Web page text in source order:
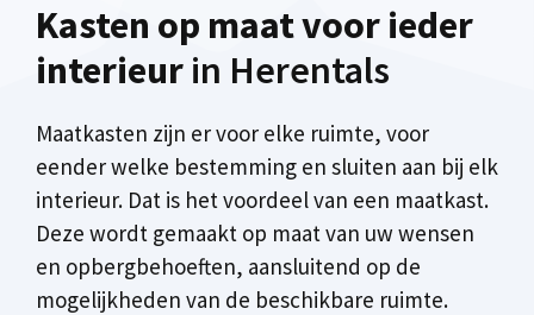
Kasten op maat voor ieder
interieur in Herentals
Maatkasten zijn er voor elke ruimte, voor
eender welke bestemming en sluiten aan bij elk
interieur. Dat is het voordeel van een maatkast.
Deze wordt gemaakt op maat van uw wensen
en opbergbehoeften, aansluitend op de
mogelijkheden van de beschikbare ruimte.